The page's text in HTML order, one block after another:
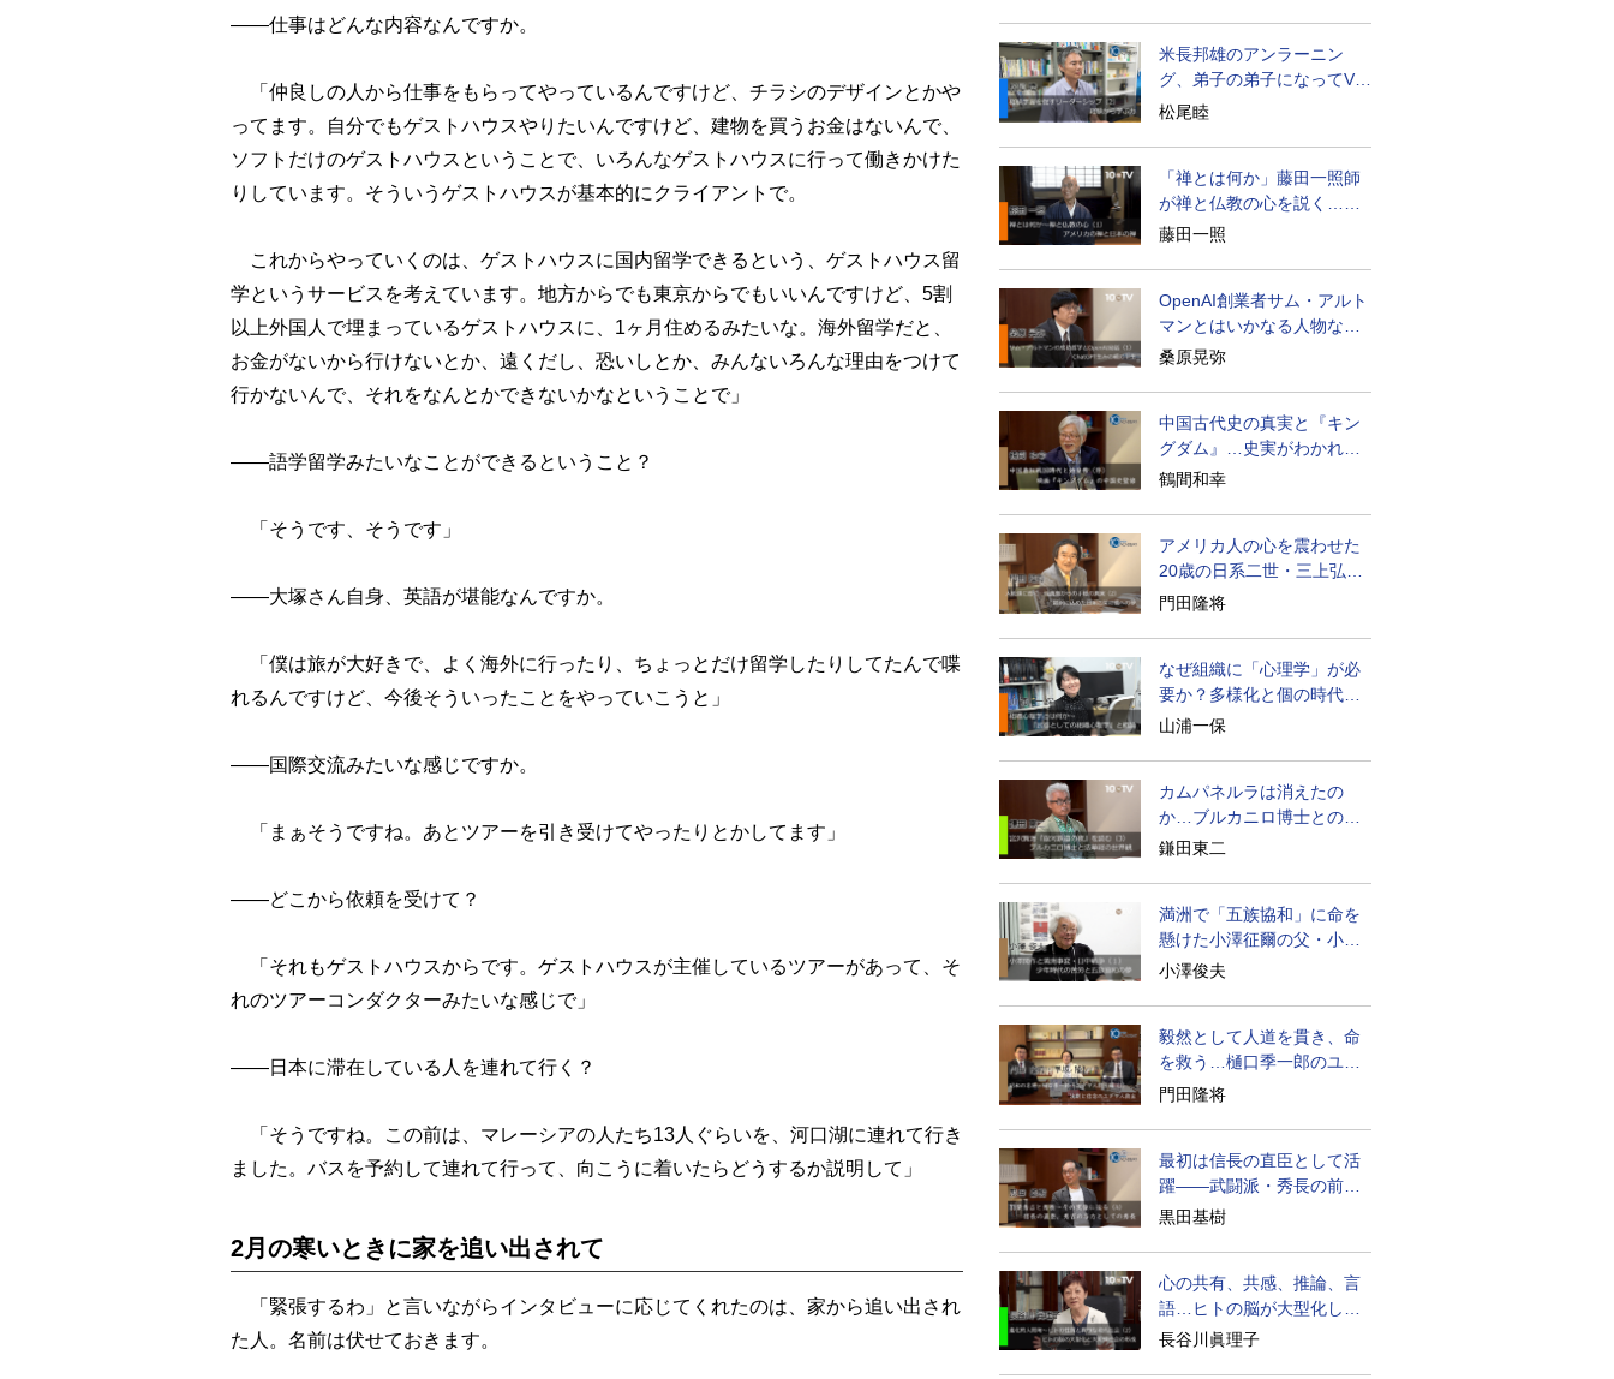
――仕事はどんな内容なんですか。
「仲良しの人から仕事をもらってやっているんですけど、チラシのデザインとかや
ってます。自分でもゲストハウスやりたいんですけど、建物を買うお金はないんで、
ソフトだけのゲストハウスということで、いろんなゲストハウスに行って働きかけた
りしています。そういうゲストハウスが基本的にクライアントで。
これからやっていくのは、ゲストハウスに国内留学できるという、ゲストハウス留
学というサービスを考えています。地方からでも東京からでもいいんですけど、5割
以上外国人で埋まっているゲストハウスに、1ヶ月住めるみたいな。海外留学だと、
お金がないから行けないとか、遠くだし、恐いしとか、みんないろんな理由をつけて
行かないんで、それをなんとかできないかなということで」
――語学留学みたいなことができるということ？
「そうです、そうです」
――大塚さん自身、英語が堪能なんですか。
「僕は旅が大好きで、よく海外に行ったり、ちょっとだけ留学したりしてたんで喋
れるんですけど、今後そういったことをやっていこうと」
――国際交流みたいな感じですか。
「まぁそうですね。あとツアーを引き受けてやったりとかしてます」
――どこから依頼を受けて？
「それもゲストハウスからです。ゲストハウスが主催しているツアーがあって、そ
れのツアーコンダクターみたいな感じで」
――日本に滞在している人を連れて行く？
「そうですね。この前は、マレーシアの人たち13人ぐらいを、河口湖に連れて行き
ました。バスを予約して連れて行って、向こうに着いたらどうするか説明して」
2月の寒いときに家を追い出されて
「緊張するわ」と言いながらインタビューに応じてくれたのは、家から追い出され
た人。名前は伏せておきます。
米長邦雄のアンラーニン
グ、弟子の弟子になってV字
成長
松尾睦
「禅とは何か」藤田一照師
が禅と仏教の心を説く…自
発性を重んじる
藤田一照
OpenAI創業者サム・アルト
マンとはいかなる人物なの
か
桑原晃弥
中国古代史の真実と『キン
グダム』…史実がわかれば
物語はもっと面白い
鶴間和幸
アメリカ人の心を震わせた
20歳の日系二世・三上弘文
の翻訳
門田隆将
なぜ組織に「心理学」が必
要か？多様化と個の時代の
処方箋
山浦一保
カムパネルラは消えたの
か…ブルカニロ博士との対
話の意味
鎌田東二
満洲で「五族協和」に命を
懸けた小澤征爾の父・小澤
開作
小澤俊夫
毅然として人道を貫き、命
を救う…樋口季一郎のユダ
ヤ人救出
門田隆将
最初は信長の直臣として活
躍――武闘派・秀長の前半
生は？
黒田基樹
心の共有、共感、推論、言
語…ヒトの脳が大型化した
理由
長谷川眞理子